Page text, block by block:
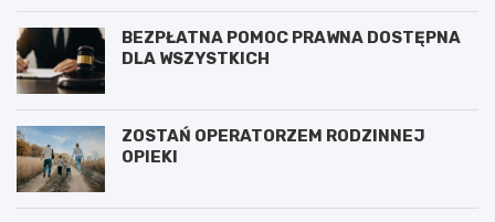
BEZPŁATNA POMOC PRAWNA DOSTĘPNA
DLA WSZYSTKICH
ZOSTAŃ OPERATORZEM RODZINNEJ
OPIEKI